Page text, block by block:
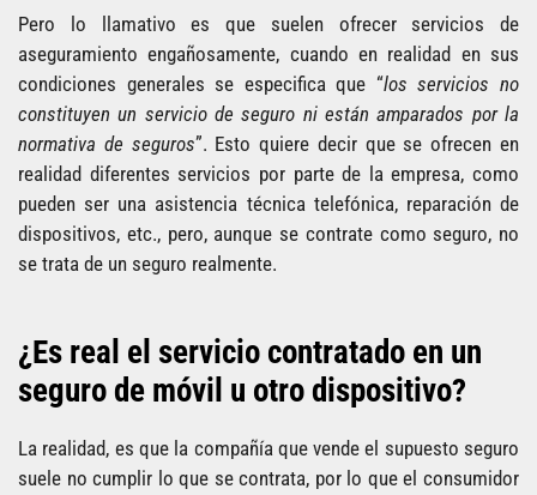
Pero lo llamativo es que suelen ofrecer servicios de
aseguramiento engañosamente, cuando en realidad en sus
condiciones generales se especifica que “los servicios no
constituyen un servicio de seguro ni están amparados por la
normativa de seguros”. Esto quiere decir que se ofrecen en
realidad diferentes servicios por parte de la empresa, como
pueden ser una asistencia técnica telefónica, reparación de
dispositivos, etc., pero, aunque se contrate como seguro, no
se trata de un seguro realmente.
¿Es real el servicio contratado en un
seguro de móvil u otro dispositivo?
La realidad, es que la compañía que vende el supuesto seguro
suele no cumplir lo que se contrata, por lo que el consumidor